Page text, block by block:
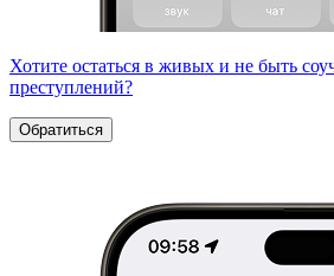
Хотите остаться в живых и не быть
преступлений?
Обратиться